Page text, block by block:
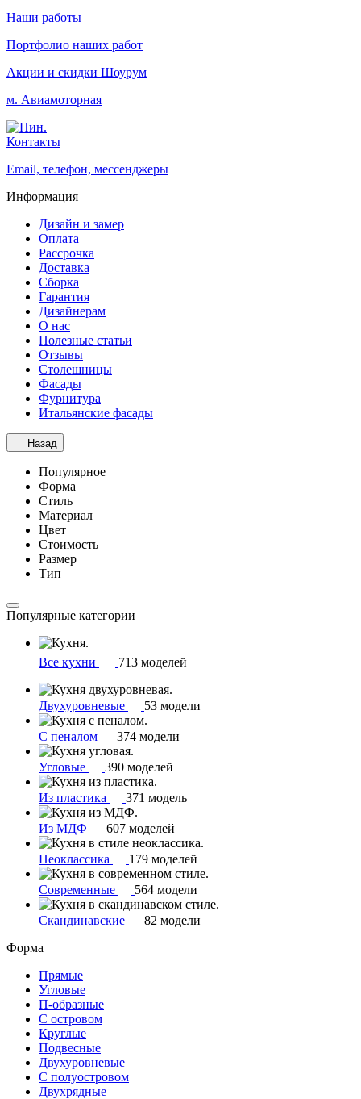
Наши работы
Портфолио наших работ
Акции и скидки Шоурум
м. Авиамоторная
Контакты
Email, телефон, мессенджеры
Информация
Дизайн и замер
Оплата
Рассрочка
Доставка
Сборка
Гарантия
Дизайнерам
О нас
Полезные статьи
Отзывы
Столешницы
Фасады
Фурнитура
Итальянские фасады
Назад
Популярное
Форма
Стиль
Материал
Цвет
Стоимость
Размер
Тип
Популярные категории
Все кухни 713 моделей
Двухуровневые 53 модели
С пеналом 374 модели
Угловые 390 моделей
Из пластика 371 модель
Из МДФ 607 моделей
Неоклассика 179 моделей
Современные 564 модели
Скандинавские
82 модели
Форма
Прямые
Угловые
П-образные
С островом
Круглые
Подвесные
Двухуровневые
С полуостровом
Двухрядные